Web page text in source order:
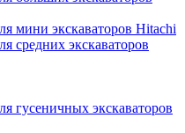
мини экскаваторов Hitachi
средних экскаваторов
гусеничных экскаваторов